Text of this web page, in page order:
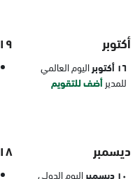
١٦ أكتوبر
اليوم العالمي
للمديرأضف للتقويم
١٩ نوفمبر
١٠ ديسمبر
اليوم الدولي
١٨ ديسمبر